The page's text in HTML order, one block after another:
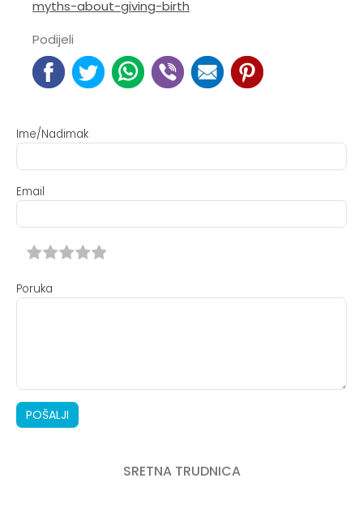
myths-about-giving-birth
Podijeli
Ime/Nadimak
Email
Poruka
POŠALJI
SRETNA TRUDNICA